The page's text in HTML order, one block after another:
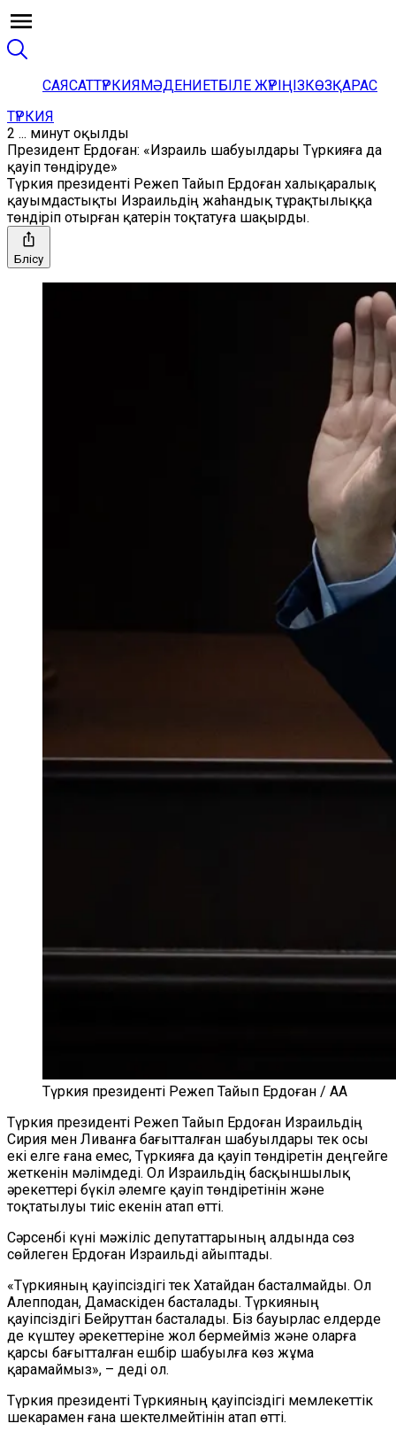
САЯСАТТҮРКИЯМӘДЕНИЕТБІЛЕ ЖҮРІҢІЗКӨЗҚАРАС
ТҮРКИЯ
2 ... минут оқылды
Президент Ердоған: «Израиль шабуылдары Түркияға да
қауіп төндіруде»
Түркия президенті Режеп Тайып Ердоған халықаралық
қауымдастықты Израильдің жаһандық тұрақтылыққа
төндіріп отырған қатерін тоқтатуға шақырды.
Бөлісу
Түркия президенті Режеп Тайып Ердоған / AA
Түркия президенті Режеп Тайып Ердоған Израильдің
Сирия мен Ливанға бағытталған шабуылдары тек осы
екі елге ғана емес, Түркияға да қауіп төндіретін деңгейге
жеткенін мәлімдеді. Ол Израильдің басқыншылық
әрекеттері бүкіл әлемге қауіп төндіретінін және
тоқтатылуы тиіс екенін атап өтті.
Сәрсенбі күні мәжіліс депутаттарының алдында сөз
сөйлеген Ердоған Израильді айыптады.
«Түркияның қауіпсіздігі тек Хатайдан басталмайды. Ол
Алепподан, Дамаскіден басталады. Түркияның
қауіпсіздігі Бейруттан басталады. Біз бауырлас елдерде
де күштеу әрекеттеріне жол бермейміз және оларға
қарсы бағытталған ешбір шабуылға көз жұма
қарамаймыз», – деді ол.
Түркия президенті Түркияның қауіпсіздігі мемлекеттік
шекарамен ғана шектелмейтінін атап өтті.